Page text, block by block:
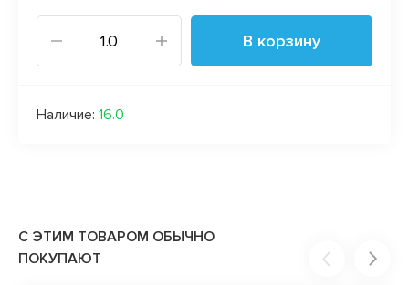
В корзину
Наличие: 16.0
С ЭТИМ ТОВАРОМ ОБЫЧНО
ПОКУПАЮТ